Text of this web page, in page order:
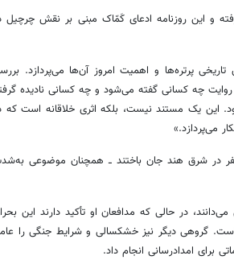
و این روزنامه ادعای کَمّاک مبنی بر نقش چرچیل
پرتره‌ها و اهمیت امروز آن‌ها می‌پردازد.
چه کسانی گفته می‌شود و چه کسانی نادیده
این یک مستند نیست، بلکه اثری خلاقانه است که
می‌پردازد.»
بنگال ــ که در آن حدود ۳ میلیون نفر در شرق هند جان باختند ــ همچنان موضوعی
در حالی که مدافعان او تأکید دارند این
گروهی دیگر نیز خشکسالی و شرایط جنگی را
برای امدادرسانی انجام داد.